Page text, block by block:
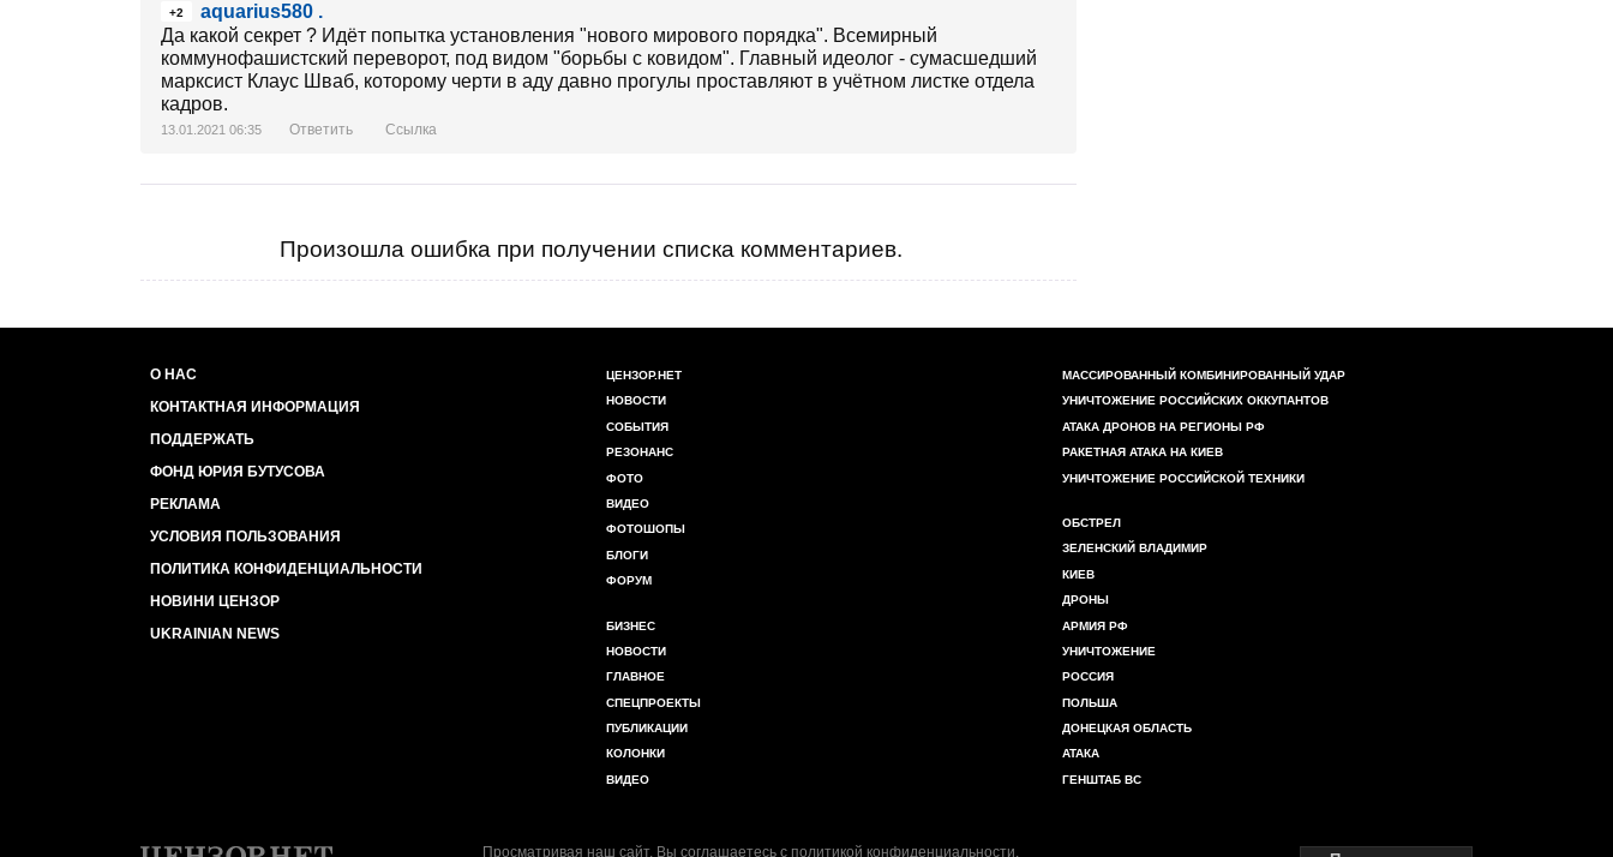
+2
aquarius580 .
Да какой секрет ? Идёт попытка установления "нового мирового порядка". Всемирный
коммунофашистский переворот, под видом "борьбы с ковидом". Главный идеолог - сумасшедший
марксист Клаус Шваб, которому черти в аду давно прогулы проставляют в учётном листке отдела
кадров.
13.01.2021 06:35 Ответить Ссылка
Произошла ошибка при получении списка комментариев.
О НАС
КОНТАКТНАЯ ИНФОРМАЦИЯ
ПОДДЕРЖАТЬ
ФОНД ЮРИЯ БУТУСОВА
РЕКЛАМА
УСЛОВИЯ ПОЛЬЗОВАНИЯ
ПОЛИТИКА КОНФИДЕНЦИАЛЬНОСТИ
НОВИНИ ЦЕНЗОР
UKRAINIAN NEWS
ЦЕНЗОР.НЕТ
НОВОСТИ
СОБЫТИЯ
РЕЗОНАНС
ФОТО
ВИДЕО
ФОТОШОПЫ
БЛОГИ
ФОРУМ
БИЗНЕС
НОВОСТИ
ГЛАВНОЕ
СПЕЦПРОЕКТЫ
ПУБЛИКАЦИИ
КОЛОНКИ
ВИДЕО
МАССИРОВАННЫЙ КОМБИНИРОВАННЫЙ УДАР
УНИЧТОЖЕНИЕ РОССИЙСКИХ ОККУПАНТОВ
АТАКА ДРОНОВ НА РЕГИОНЫ РФ
РАКЕТНАЯ АТАКА НА КИЕВ
УНИЧТОЖЕНИЕ РОССИЙСКОЙ ТЕХНИКИ
ОБСТРЕЛ
ЗЕЛЕНСКИЙ ВЛАДИМИР
КИЕВ
ДРОНЫ
АРМИЯ РФ
УНИЧТОЖЕНИЕ
РОССИЯ
ПОЛЬША
ДОНЕЦКАЯ ОБЛАСТЬ
АТАКА
ГЕНШТАБ ВС
Просматривая наш сайт, Вы соглашаетесь с политикой конфиденциальности.